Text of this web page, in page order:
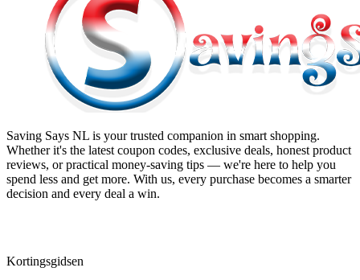
Saving Says NL is your trusted companion in smart shopping.
Whether it's the latest coupon codes, exclusive deals, honest product
reviews, or practical money-saving tips — we're here to help you
spend less and get more. With us, every purchase becomes a smarter
decision and every deal a win.
Kortingsgidsen